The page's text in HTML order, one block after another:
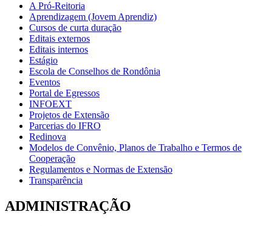
A Pró-Reitoria
Aprendizagem (Jovem Aprendiz)
Cursos de curta duração
Editais externos
Editais internos
Estágio
Escola de Conselhos de Rondônia
Eventos
Portal de Egressos
INFOEXT
Projetos de Extensão
Parcerias do IFRO
Redinova
Modelos de Convênio, Planos de Trabalho e Termos de
Cooperação
Regulamentos e Normas de Extensão
Transparência
ADMINISTRAÇÃO